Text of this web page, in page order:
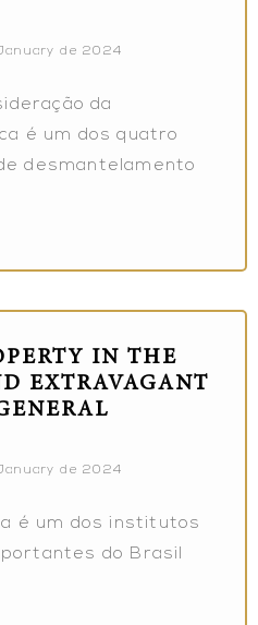
de 2024
da
é um dos quatro
desmantelamento
IN THE
EXTRAVAGANT
de 2024
é um dos institutos
do Brasil